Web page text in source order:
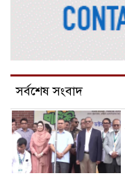
সর্বশেষ সংবাদ